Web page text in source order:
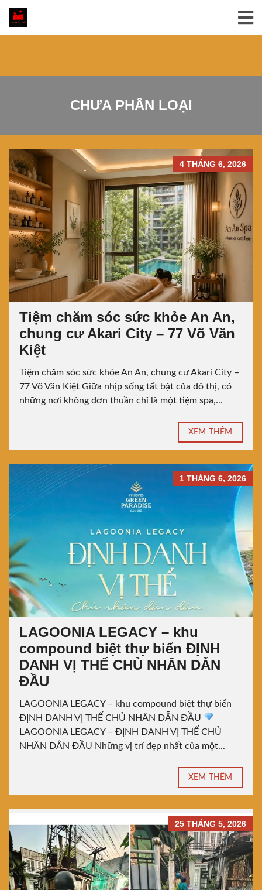
CHƯA PHÂN LOẠI
4 THÁNG 6, 2026
Tiệm chăm sóc sức khỏe An An,
chung cư Akari City – 77 Võ Văn
Kiệt
Tiệm chăm sóc sức khỏe An An, chung cư Akari City –
77 Võ Văn Kiệt Giữa nhịp sống tất bật của đô thị, có
những nơi không đơn thuần chỉ là một tiệm spa,...
XEM THÊM
1 THÁNG 6, 2026
LAGOONIA LEGACY – khu
compound biệt thự biển ĐỊNH
DANH VỊ THẾ CHỦ NHÂN DẪN
ĐẦU
LAGOONIA LEGACY – khu compound biệt thự biển
ĐỊNH DANH VỊ THẾ CHỦ NHÂN DẪN ĐẦU
LAGOONIA LEGACY – ĐỊNH DANH VỊ THẾ CHỦ
NHÂN DẪN ĐẦU Những vị trí đẹp nhất của một...
XEM THÊM
25 THÁNG 5, 2026